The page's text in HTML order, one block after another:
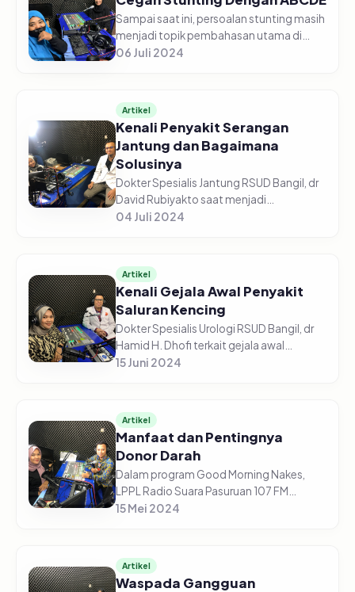
Sampai saat ini, persoalan stunting masih
menjadi topik pembahasan utama di
Indonesia. Menurut Seorang Ahli Gizi
06 Juli 2024
Artikel
Kenali Penyakit Serangan
Jantung dan Bagaimana
Solusinya
Dokter Spesialis Jantung RSUD Bangil, dr
David Rubiyakto saat menjadi
narasumber di talkshow kesehatan yang
04 Juli 2024
Artikel
Kenali Gejala Awal Penyakit
Saluran Kencing
Dokter Spesialis Urologi RSUD Bangil, dr
Hamid H. Dhofi terkait gejala awal
penyakit saluran kencing terhadap laki-
15 Juni 2024
Artikel
Manfaat dan Pentingnya
Donor Darah
Dalam program Good Morning Nakes,
LPPL Radio Suara Pasuruan 107 FM
mengadakan talkshow dengan topik
Bangil, Hamdan...
15 Mei 2024
Artikel
Waspada Gangguan